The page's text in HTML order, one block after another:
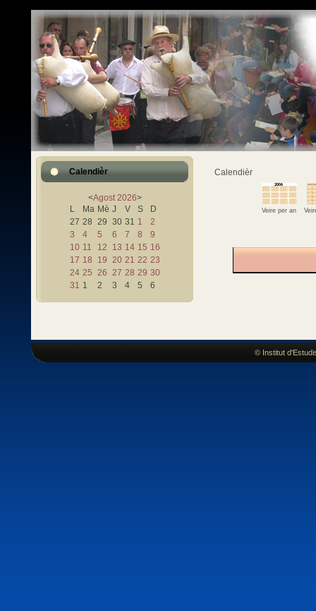
Calendièr
<Agost 2026>
L
Ma Mè J V S
D
27 28 29 30 31 1
2
3
4 5 6 7 8
9
10 11 12 13 14 15 16
17 18 19 20 21 22 23
24 25 26 27 28 29 30
31 1 2 3 4 5 6
Calendièr
Veire per an
© Institut